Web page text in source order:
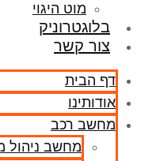
מוט היגוי
בלוגטרוניק
צור קשר
דף הבית
אודותינו
מחשב רכב
מחשב ניהול